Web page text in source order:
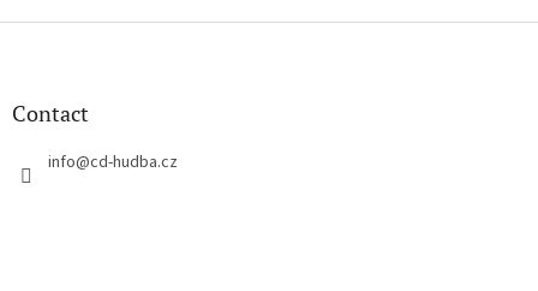
F
Contact
info@cd-hudba.cz